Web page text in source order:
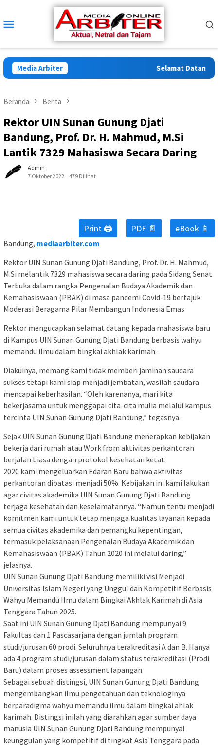
konten
Mobile
Media Arbiter Selamat Datang di
Beranda Berita
Rektor UIN Sunan Gunung Djati
Bandung, Prof. Dr. H. Mahmud, M.Si
Lantik 7329 Mahasiswa Secara Daring
Admin
7 Oktober 2022
479 Dilihat
Print 🖨 PDF 📄 eBook 📱
Bandung, mediaarbiter.com
Rektor UIN Sunan Gunung Djati Bandung, Prof. Dr. H. Mahmud,
M.Si melantik 7329 mahasiswa secara daring pada Sidang Senat
Terbuka dalam rangka Pengenalan Budaya Akademik dan
Kemahasiswaan (PBAK) di masa pandemi Covid-19 bertajuk
Moderasi Beragama Pilar Membangun Indonesia Emas
Rektor mengucapkan selamat datang kepada mahasiswa baru
di Kampus UIN Sunan Gunung Djati Bandung berbasis wahyu
memandu ilmu dalam bingkai akhlak karimah.
Diakuinya, memang kami tidak memberi jaminan saudara
sukses tetapi kami siap menjadi jembatan, wasilah saudara
mencapai keberhasilan. “Oleh karenanya, mari kita
bekerjasama untuk menggapai cita-cita mulia melalui kampus
tercinta UIN Sunan Gunung Djati Bandung,” tegasnya.
Sejak UIN Sunan Gunung Djati Bandung menerapkan kebijakan
bekerja dari rumah atau Work from aktivitas perkantoran
berjalan biasa dengan protokol kesehatan ketat.
2020 kami mengeluarkan Edaran Baru bahwa aktivitas
perkantoran dibatasi menjadi 50%. Kebijakan ini kami lakukan
agar civitas akademika UIN Sunan Gunung Djati Bandung
terjaga kesehatan dan keselamatannya. “Namun tentu menjadi
komitmen kami untuk tetap menjaga kualitas layanan kepada
semua civitas akademika dan pemangku kepentingan,
termasuk pelaksanaan Pengenalan Budaya Akademik dan
Kemahasiswaan (PBAK) Tahun 2020 ini melalui daring,”
jelasnya.
UIN Sunan Gunung Djati Bandung memiliki visi Menjadi
Universitas Islam Negeri yang Unggul dan Kompetitif Berbasis
Wahyu Memandu Ilmu dalam Bingkai Akhlak Karimah di Asia
Tenggara Tahun 2025.
Saat ini UIN Sunan Gunung Djati Bandung mempunyai 9
Fakultas dan 1 Pascasarjana dengan jumlah program
studi/jurusan 60 prodi. Seluruhnya terakreditasi A dan B. Hanya
ada 4 program studi/jurusan dalam status terakreditasi (Prodi
Baru) dalam proses assessment lapangan.
Sebagai sebuah distingsi, UIN Sunan Gunung Djati Bandung
mengembangkan ilmu pengetahuan dan teknologinya
berparadigma wahyu memandu ilmu dalam bingkai ahlak
karimah. Distingsi inilah yang diarahkan agar sumber daya
manusia UIN Sunan Gunung Djati Bandung mempunyai
keunggulan yang kompetitif di tingkat Asia Tenggara pada